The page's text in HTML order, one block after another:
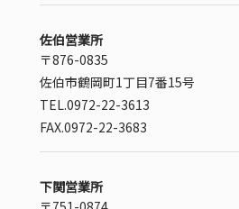
佐伯営業所
〒876-0835
佐伯市鶴岡町1丁目7番15号
TEL.0972-22-3613
FAX.0972-22-3683
下関営業所